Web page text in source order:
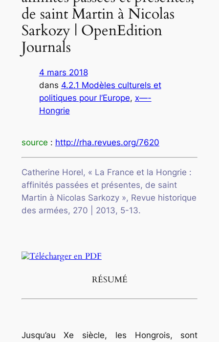
de saint Martin à Nicolas
Sarkozy | OpenEdition
Journals
4 mars 2018
dans 4.2.1 Modèles culturels et
politiques pour l’Europe, x—-
Hongrie
source : http://rha.revues.org/7620
Catherine Horel, « La France et la Hongrie :
affinités passées et présentes, de saint
Martin à Nicolas Sarkozy », Revue historique
des armées, 270 | 2013, 5-13.
RÉSUMÉ
Jusqu’au Xe siècle, les Hongrois, sont